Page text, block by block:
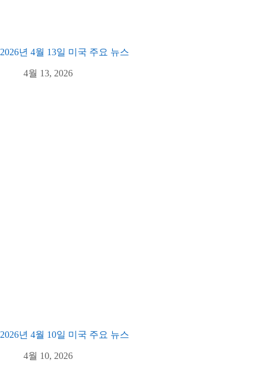
2026년 4월 13일 미국 주요 뉴스
4월 13, 2026
2026년 4월 10일 미국 주요 뉴스
4월 10, 2026